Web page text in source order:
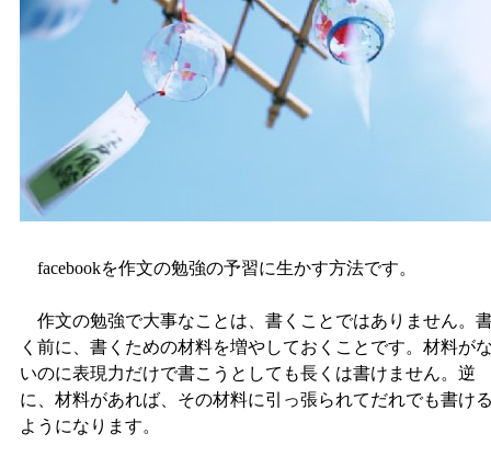
facebookを作文の勉強の予習に生かす方法です。
作文の勉強で大事なことは、書くことではありません。
く前に、書くための材料を増やしておくことです。材料が
いのに表現力だけで書こうとしても長くは書けません。逆
に、材料があれば、その材料に引っ張られてだれでも書け
ようになります。